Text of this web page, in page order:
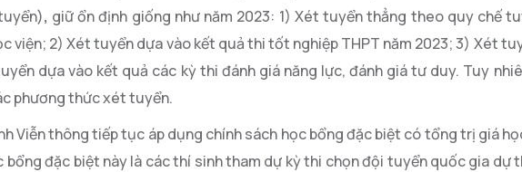
, giữ ổn định giống như năm 2023: 1) Xét tuyển thẳng theo quy chế
viện; 2) Xét tuyển dựa vào kết quả thi tốt nghiệp THPT năm 2023; 3) Xét
dựa vào kết quả các kỳ thi đánh giá năng lực, đánh giá tư duy. Tuy
phương thức xét tuyển.
Viễn thông tiếp tục áp dụng chính sách học bổng đặc biệt có tổng trị giá
đặc biệt này là các thí sinh tham dự kỳ thi chọn đội tuyển quốc gia dự